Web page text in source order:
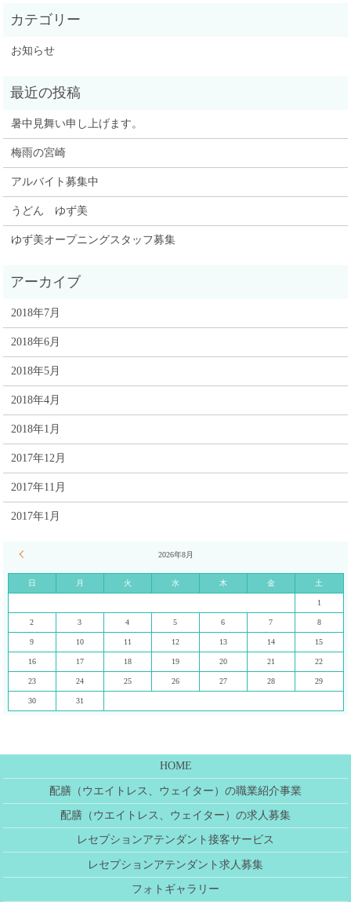
お知らせ
暑中見舞い申し上げます。
梅雨の宮崎
アルバイト募集中
うどん ゆず美
ゆず美オープニングスタッフ募集
2018年7月
2018年6月
2018年5月
2018年4月
2018年1月
2017年12月
2017年11月
2017年1月
2026年8月
日 月 火 水 木 金 土
1
2 3 4 5 6 7 8
9 10 11 12 13 14 15
16 17 18 19 20 21 22
23 24 25 26 27 28 29
30 31
HOME
配膳（ウエイトレス、ウェイター）の職業紹介事業
配膳（ウエイトレス、ウェイター）の求人募集
レセプションアテンダント接客サービス
レセプションアテンダント求人募集
フォトギャラリー